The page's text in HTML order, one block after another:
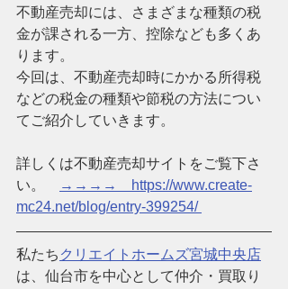
不動産売却には、さまざまな種類の税
金が課される一方、控除なども多くあ
ります。
今回は、不動産売却時にかかる所得税
などの税金の種類や節税の方法につい
てご紹介していきます。
詳しくは不動産売却サイトをご覧下さ
い。
→→→→　https://www.create-
mc24.net/blog/entry-399254/
私たち クリエイトホームズ宮城中央店
は、仙台市を中心として仲介・買取り